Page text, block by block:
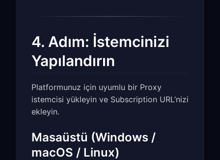
4. Adım: İstemcinizi
Yapılandırın
Platformunuz için uyumlu bir Proxy
istemcisi yükleyin ve Subscription URL’nizi
ekleyin.
Masaüstü (Windows /
macOS / Linux)